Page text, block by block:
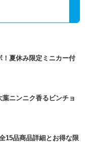
夏休み限定ミニカー付
ニンニク香るビンチョ
15品商品詳細とお得な限